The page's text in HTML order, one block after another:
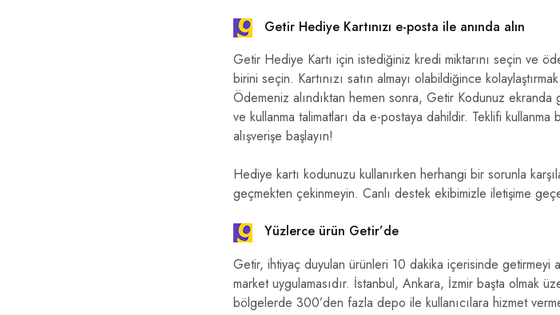
Getir Hediye Kartınızı e-posta ile anında alın
Getir Hediye Kartı için istediğiniz kredi miktarını seçin ve
birini seçin. Kartınızı satın almayı olabildiğince
Ödemeniz alındıktan hemen sonra, Getir Kodunuz
ve kullanma talimatları da e-postaya dahildir. Teklifi kullanma
alışverişe başlayın!
Hediye kartı kodunuzu kullanırken herhangi bir sorunla
geçmekten çekinmeyin. Canlı destek ekibimizle iletişime
Yüzlerce ürün Getir’de
Getir, ihtiyaç duyulan ürünleri 10 dakika içerisinde getirmeyi
market uygulamasıdır. İstanbul, Ankara, İzmir başta olmak
bölgelerde 300’den fazla depo ile kullanıcılara hizmet